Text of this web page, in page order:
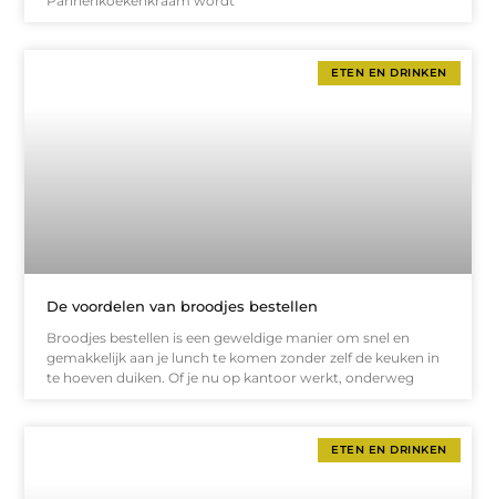
ETEN EN DRINKEN
De voordelen van broodjes bestellen
Broodjes bestellen is een geweldige manier om snel en
gemakkelijk aan je lunch te komen zonder zelf de keuken in
te hoeven duiken. Of je nu op kantoor werkt, onderweg
ETEN EN DRINKEN